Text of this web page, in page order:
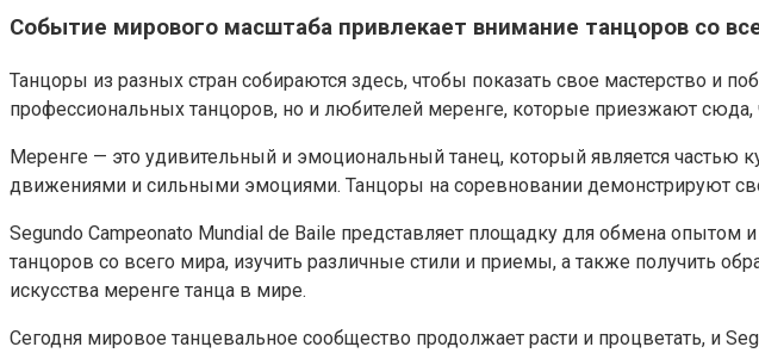
Событие мирового масштаба привлекает внимание танцоров со
Танцоры из разных стран собираются здесь, чтобы показать свое мастерство и
профессиональных танцоров, но и любителей меренге, которые приезжают
Меренге — это удивительный и эмоциональный танец, который является
движениями и сильными эмоциями. Танцоры на соревновании демонстрируют
Segundo Campeonato Mundial de Baile представляет площадку для обмена
танцоров со всего мира, изучить различные стили и приемы, а также получить
искусства меренге танца в мире.
Сегодня мировое танцевальное сообщество продолжает расти и процветать, и